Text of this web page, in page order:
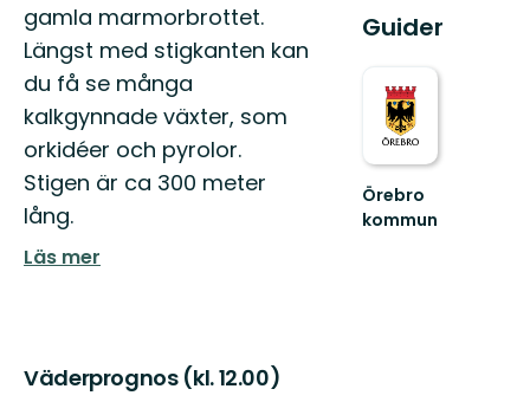
gamla marmorbrottet.
Längst med stigkanten kan
du få se många
kalkgynnade växter, som
orkidéer och pyrolor.
Stigen är ca 300 meter
lång.
Läs mer
Väderprognos (kl. 12.00)
Guider
Örebro
kommun